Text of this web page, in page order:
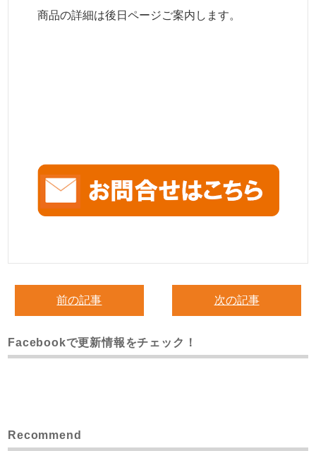
商品の詳細は後日ページご案内します。
前の記事 次の記事
Facebookで更新情報をチェック！
Recommend